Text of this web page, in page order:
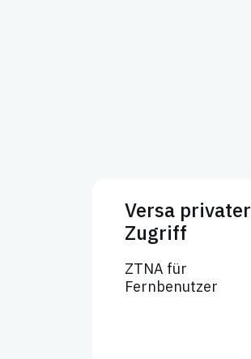
Versa privater
Zugriff
ZTNA für
Fernbenutzer